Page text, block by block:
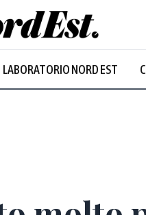
LABORATORIO NORD EST